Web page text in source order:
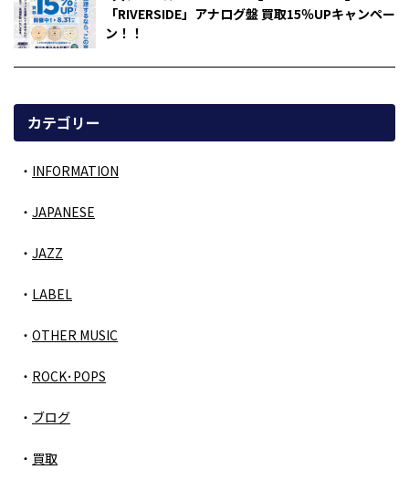
「RIVERSIDE」アナログ盤 買取15％UPキャンペー
ン！！
カテゴリー
INFORMATION
JAPANESE
JAZZ
LABEL
OTHER MUSIC
ROCK･POPS
ブログ
買取